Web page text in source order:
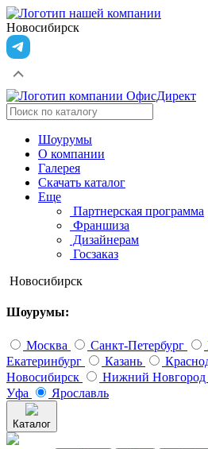
Новосибирск
Шоурумы
О компании
Галерея
Скачать каталог
Еще
Партнерская программа
Франшиза
Дизайнерам
Госзаказ
Новосибирск
Шоурумы:
Москва Санкт-Петербург
Екатеринбург
Казань
Новосибирск
Нижний Новгород
Уфа
Ярославль
Каталог